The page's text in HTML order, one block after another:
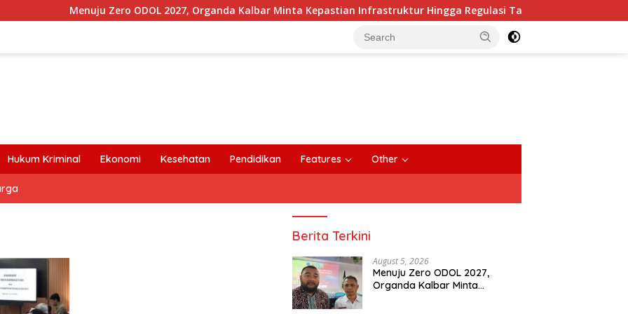
Menuju Zero ODOL 2027, Organda Kalbar Minta Kepastian Infrastruktur Hingga Regulasi Tarif Angkutan
Hukum Kriminal Ekonomi Kesehatan Pendidikan Features Other
Berita Terkini
August 5, 2026
Menuju Zero ODOL 2027,
Organda Kalbar Minta